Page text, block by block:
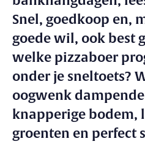
Snel, goedkoop en,
goede wil, ook best
welke pizzaboer
onder je sneltoets?
oogwenk dampende
knapperige bodem,
groenten en perfect